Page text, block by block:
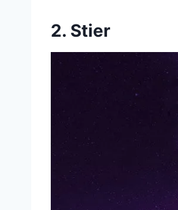
2. Stier